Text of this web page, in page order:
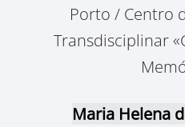
Porto / Centro
Transdisciplinar
Maria Helena